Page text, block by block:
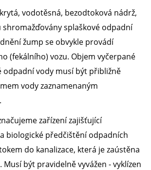
vodotěsná, bezodtoková nádrž,
shromažďovány splaškové odpadní
žump se obvykle provádí
(fekálního) vozu. Objem vyčerpané
odpadní vody musí být přibližně
vody zaznamenaným
zařízení zajišťující
biologické předčištění odpadních
do kanalizace, která je zaústěna
Musí být pravidelně vyvážen - vyklízen